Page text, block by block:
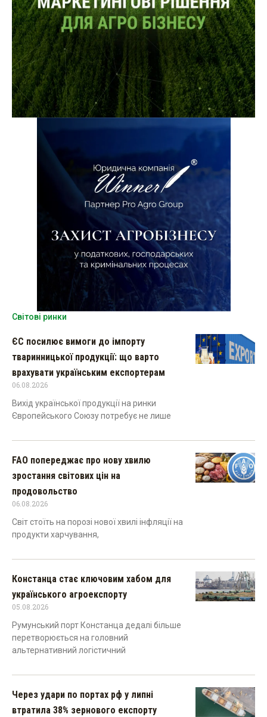
Світові ринки
ЄС посилює вимоги до імпорту
тваринницької продукції: що варто
врахувати українським експортерам
06.08.2026
Вихід української продукції на ринки
Європейського Союзу потребує не лише
FAO попереджає про нову хвилю
зростання світових цін на
продовольство
06.08.2026
Світ стоїть на порозі нової хвилі інфляції на
продукти харчування,
Констанца стає ключовим хабом для
українського агроекспорту
05.08.2026
Румунський порт Констанца дедалі більше
перетворюється на головний
альтернативний логістичний
Через удари по портах рф у липні
втратила 38% зернового експорту